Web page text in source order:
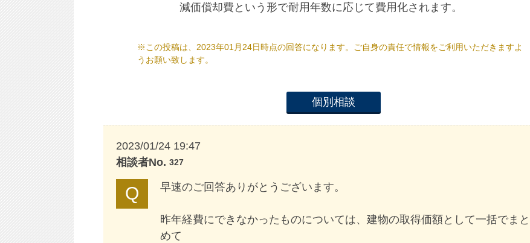
減価償却費という形で耐用年数に応じて費用化されます。
※この投稿は、2023年01月24日時点の回答になります。ご自身の責任で情報をご利用いただきますよ
うお願い致します。
個別相談
2023/01/24 19:47
相談者No. 327
早速のご回答ありがとうございます。
昨年経費にできなかったものについては、建物の取得価額として一括でまと
めて